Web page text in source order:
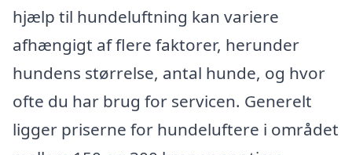
hjælp til hundeluftning kan variere
afhængigt af flere faktorer, herunder
hundens størrelse, antal hunde, og hvor
ofte du har brug for servicen. Generelt
ligger priserne for hundeluftere i området